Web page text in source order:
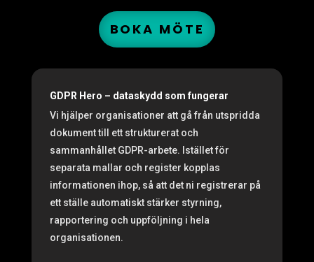
BOKA MÖTE
GDPR Hero – dataskydd som fungerar
Vi hjälper organisationer att gå från utspridda
dokument till ett strukturerat och
sammanhållet GDPR-arbete. Istället för
separata mallar och register kopplas
informationen ihop, så att det ni registrerar på
ett ställe automatiskt stärker styrning,
rapportering och uppföljning i hela
organisationen.